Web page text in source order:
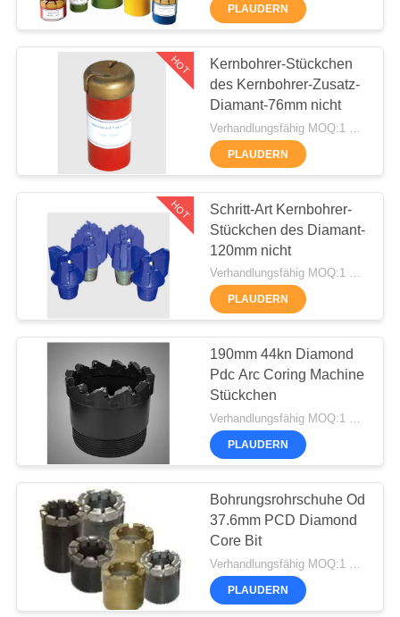
AUSFLUG
QUALITÄTSKONTROLLE
TRETEN
MIT
VERBINDUNG
JETZT
CHATTEN
COMPANY
NEWS
SITEMAP
DATENSCHUTZERKLÄRUNG
Kernbohranlage
55
CFA-Ausrüstung
28
Waterwell
Ölplattform
47
PLAUDERN
HOT
Kernbohrer-Stückchen
des Kernbohrer-Zusatz-
Diamant-76mm nicht
PLAUDERN
HOT
Schritt-Art Kernbohrer-
Stückchen des Diamant-
120mm nicht
Verhandlungsfähig MOQ:1 Satz
PLAUDERN
190mm 44kn Diamond
Pdc Arc Coring Machine
Stückchen
Verhandlungsfähig MOQ:1 SATZ
PLAUDERN
Bohrungsrohrschuhe Od
37.6mm PCD Diamond
Core Bit
Verhandlungsfähig MOQ:1 Satz
PLAUDERN